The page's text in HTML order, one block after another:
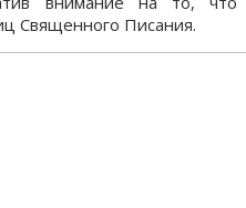
Священного Писания.